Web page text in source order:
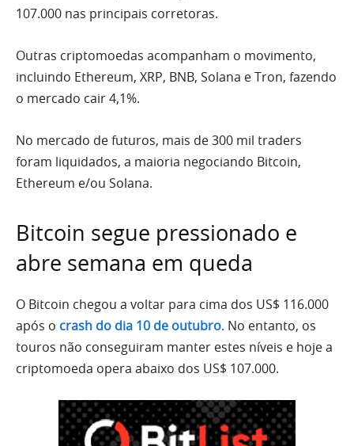
107.000 nas principais corretoras.
Outras criptomoedas acompanham o movimento,
incluindo Ethereum, XRP, BNB, Solana e Tron, fazendo
o mercado cair 4,1%.
No mercado de futuros, mais de 300 mil traders
foram liquidados, a maioria negociando Bitcoin,
Ethereum e/ou Solana.
Bitcoin segue pressionado e
abre semana em queda
O Bitcoin chegou a voltar para cima dos US$ 116.000
após o crash do dia 10 de outubro. No entanto, os
touros não conseguiram manter estes níveis e hoje a
criptomoeda opera abaixo dos US$ 107.000.